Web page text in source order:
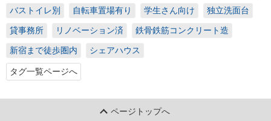
バストイレ別 自転車置場有り 学生さん向け 独立洗面台
貸事務所 リノベーション済 鉄骨鉄筋コンクリート造
新宿まで徒歩圏内 シェアハウス
タグ一覧ページへ
ページトップへ